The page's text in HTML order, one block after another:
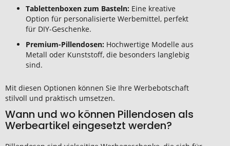
Tablettenboxen zum Basteln: Eine kreative
Option für personalisierte Werbemittel, perfekt
für DIY-Geschenke.
Premium-Pillendosen: Hochwertige Modelle aus
Metall oder Kunststoff, die besonders langlebig
sind.
Mit diesen Optionen können Sie Ihre Werbebotschaft
stilvoll und praktisch umsetzen.
Wann und wo können Pillendosen als
Werbeartikel eingesetzt werden?